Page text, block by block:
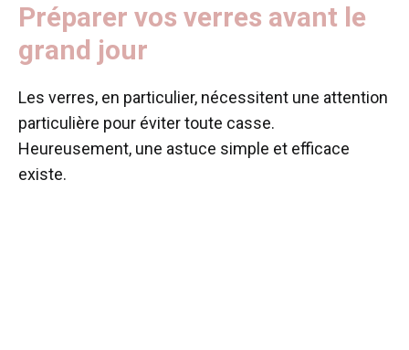
Préparer vos verres avant le
grand jour
Les verres, en particulier, nécessitent une attention
particulière pour éviter toute casse.
Heureusement, une astuce simple et efficace
existe.